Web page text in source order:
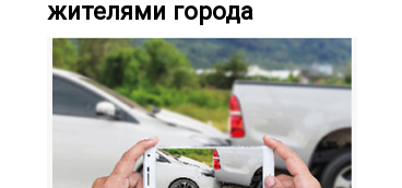
жителями города